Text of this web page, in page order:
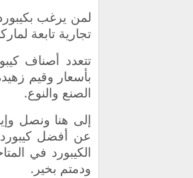
تجارية تابعة
تتعدد أصناف
الصنع والنوع.
عن أفضل
الكيبورد في
ودمتم بخير.